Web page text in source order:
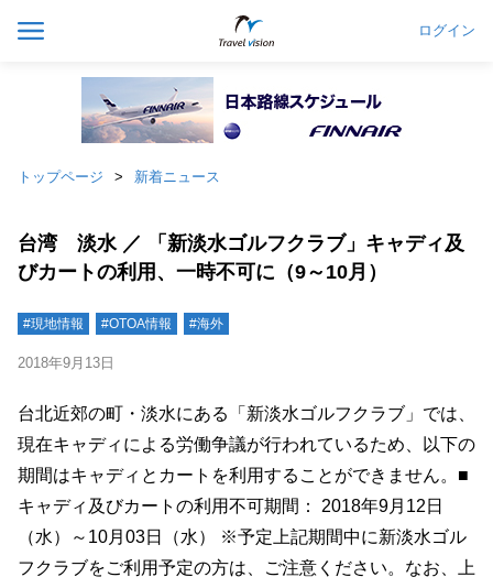
ログイン
トップページ 新着ニュース
台湾 淡水 ／ 「新淡水ゴルフクラブ」キャディ及
びカートの利用、一時不可に（9～10月）
#現地情報 #OTOA情報 #海外
2018年9月13日
台北近郊の町・淡水にある「新淡水ゴルフクラブ」では、
現在キャディによる労働争議が行われているため、以下の
期間はキャディとカートを利用することができません。■
キャディ及びカートの利用不可期間： 2018年9月12日
（水）～10月03日（水） ※予定上記期間中に新淡水ゴル
フクラブをご利用予定の方は、ご注意ください。なお、上